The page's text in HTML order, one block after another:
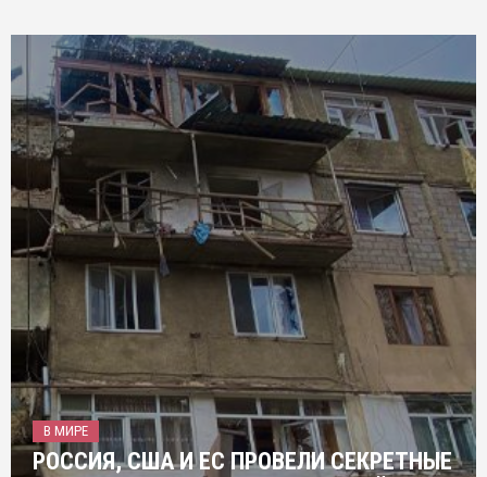
В МИРЕ
РОССИЯ, США И ЕС ПРОВЕЛИ СЕКРЕТНЫЕ